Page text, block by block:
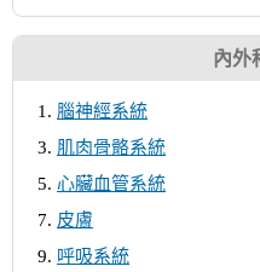
內外
腦神經系統
肌肉骨骼系統
心臟血管系統
皮膚
呼吸系統